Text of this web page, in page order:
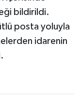
bildirildi.
posta yoluyla
idarenin